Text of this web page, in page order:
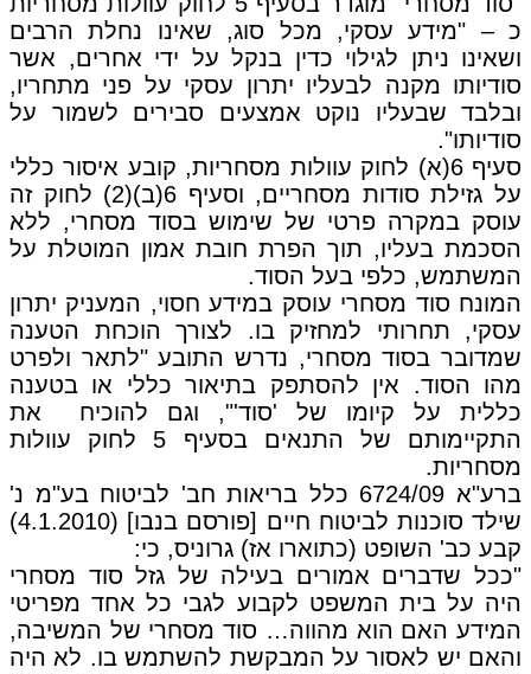
כ – "מידע עסקי, מכל סוג, שאינו נחלת הרבים
ושאינו ניתן לגילוי כדין בנקל על ידי אחרים, אשר
סודיותו מקנה לבעליו יתרון עסקי על פני מתחריו,
ובלבד שבעליו נוקט אמצעים סבירים לשמור על
סודיותו".
סעיף 6(א) לחוק עוולות מסחריות, קובע איסור כללי
על גזילת סודות מסחריים, וסעיף 6(ב)(2) לחוק זה
עוסק במקרה פרטי של שימוש בסוד מסחרי, ללא
הסכמת בעליו, תוך הפרת חובת אמון המוטלת על
המשתמש, כלפי בעל הסוד.
המונח סוד מסחרי עוסק במידע חסוי, המעניק יתרון
עסקי, תחרותי למחזיק בו. לצורך הוכחת הטענה
שמדובר בסוד מסחרי, נדרש התובע "לתאר ולפרט
מהו הסוד. אין להסתפק בתיאור כללי או בטענה
כללית על קיומו של 'סוד'", וגם להוכיח את
התקיימותם של התנאים בסעיף 5 לחוק עוולות
מסחריות.
ברע"א 6724/09 כלל בריאות חב' לביטוח בע"מ נ'
שילד סוכנות לביטוח חיים [פורסם בנבו] (4.1.2010)
קבע כב' השופט (כתוארו אז) גרוניס, כי:
"ככל שדברים אמורים בעילה של גזל סוד מסחרי
היה על בית המשפט לקבוע לגבי כל אחד מפריטי
המידע האם הוא מהווה… סוד מסחרי של המשיבה,
והאם יש לאסור על המבקשת להשתמש בו. לא היה